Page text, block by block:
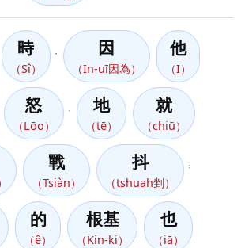
時
（Sî）
因
（In-uī因為）
他
（I）
怒
（Lōo）
地
（tē）
就
（chiū）
戰
（Tsiàn）
抖
（tshuah剉）
；
的
（ê）
根基
（Kin-ki）
也
（iā）